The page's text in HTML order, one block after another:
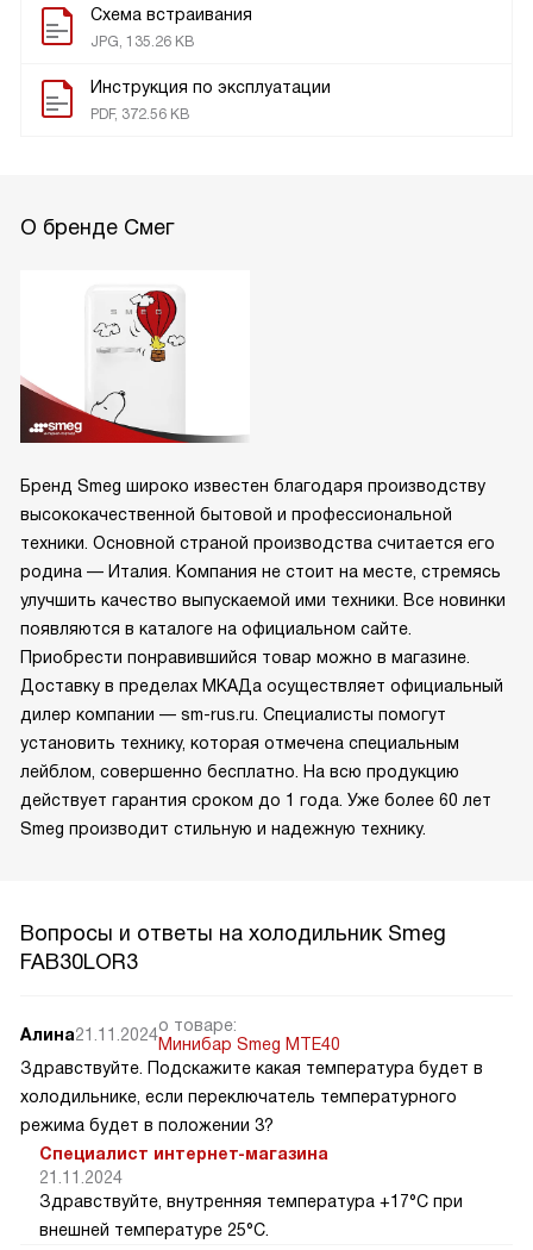
Схема встраивания
JPG, 135.26 KB
Инструкция по эксплуатации
PDF, 372.56 KB
О бренде Смег
Бренд Smeg широко известен благодаря производству
высококачественной бытовой и профессиональной
техники. Основной страной производства считается его
родина — Италия. Компания не стоит на месте, стремясь
улучшить качество выпускаемой ими техники. Все новинки
появляются в каталоге на официальном сайте.
Приобрести понравившийся товар можно в магазине.
Доставку в пределах МКАДа осуществляет официальный
дилер компании — sm-rus.ru. Специалисты помогут
установить технику, которая отмечена специальным
лейблом, совершенно бесплатно. На всю продукцию
действует гарантия сроком до 1 года. Уже более 60 лет
Smeg производит стильную и надежную технику.
Вопросы и ответы на холодильник Smeg
FAB30LOR3
Алина21.11.2024о товаре:
Минибар Smeg MTE40
Здравствуйте. Подскажите какая температура будет в
холодильнике, если переключатель температурного
режима будет в положении 3?
Специалист интернет-магазина
21.11.2024
Здравствуйте, внутренняя температура +17°C при
внешней температуре 25°C.